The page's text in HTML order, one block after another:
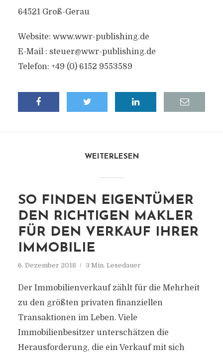
64521 Groß-Gerau
Website: www.wwr-publishing.de
E-Mail : steuer@wwr-publishing.de
Telefon: +49 (0) 6152 9553589
WEITERLESEN
SO FINDEN EIGENTÜMER
DEN RICHTIGEN MAKLER
FÜR DEN VERKAUF IHRER
IMMOBILIE
6. Dezember 2018 3 Min. Lesedauer
Der Immobilienverkauf zählt für die Mehrheit
zu den größten privaten finanziellen
Transaktionen im Leben. Viele
Immobilienbesitzer unterschätzen die
Herausforderung, die ein Verkauf mit sich